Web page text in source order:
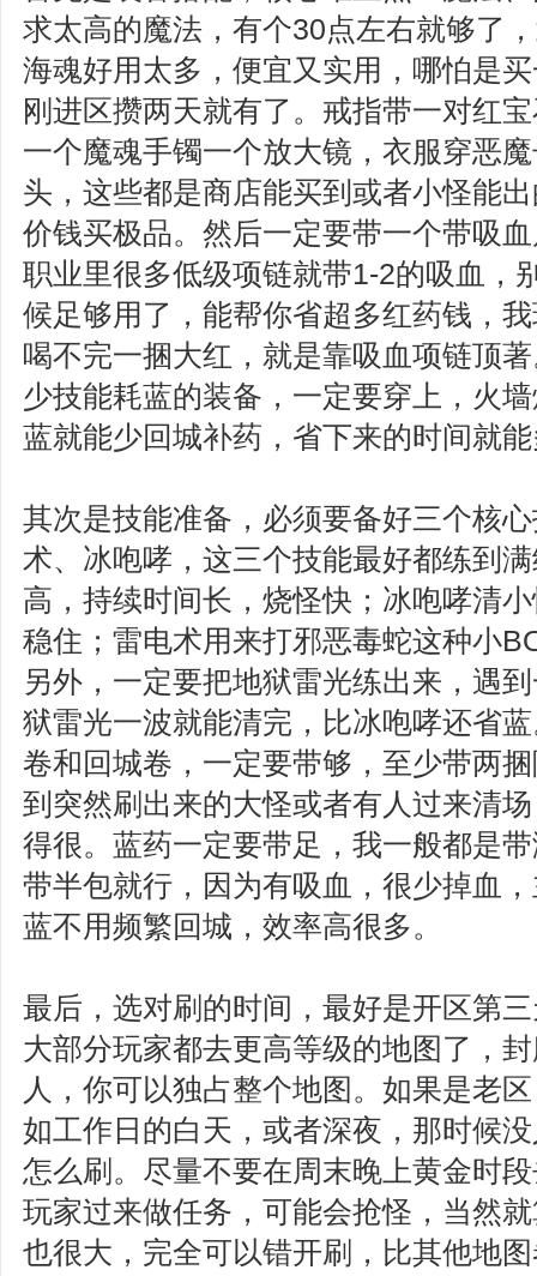
求太高的魔法，有个30点左右就够了
海魂好用太多，便宜又实用，哪怕是
刚进区攒两天就有了。戒指带一对红
一个魔魂手镯一个放大镜，衣服穿恶
头，这些都是商店能买到或者小怪能
价钱买极品。然后一定要带一个带吸
职业里很多低级项链就带1-2的吸血，
候足够用了，能帮你省超多红药钱，
喝不完一捆大红，就是靠吸血项链顶
少技能耗蓝的装备，一定要穿上，火
蓝就能少回城补药，省下来的时间就
其次是技能准备，必须要备好三个核
术、冰咆哮，这三个技能最好都练到
高，持续时间长，烧怪快；冰咆哮清
稳住；雷电术用来打邪恶毒蛇这种小
另外，一定要把地狱雷光练出来，遇
狱雷光一波就能清完，比冰咆哮还省
卷和回城卷，一定要带够，至少带两
到突然刷出来的大怪或者有人过来清
得很。蓝药一定要带足，我一般都是
带半包就行，因为有吸血，很少掉血
蓝不用频繁回城，效率高很多。
最后，选对刷的时间，最好是开区第
大部分玩家都去更高等级的地图了，
人，你可以独占整个地图。如果是老
如工作日的白天，或者深夜，那时候
怎么刷。尽量不要在周末晚上黄金时
玩家过来做任务，可能会抢怪，当然
也很大，完全可以错开刷，比其他地